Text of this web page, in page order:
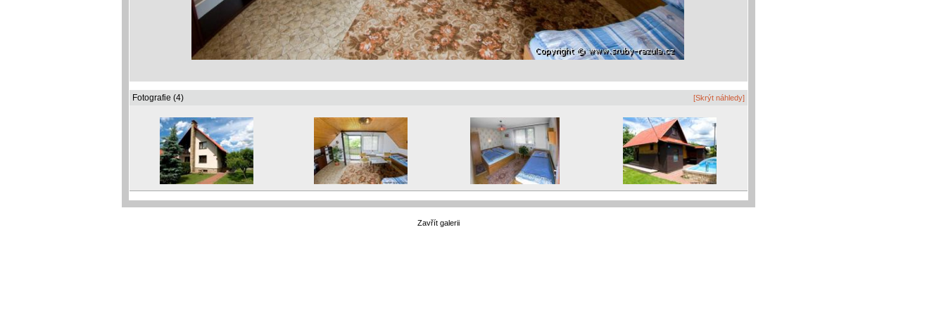
Fotografie (4) [Skrýt náhledy]
Zavřít galerii